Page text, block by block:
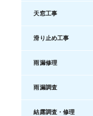
天窓工事
滑り止め工事
雨漏修理
雨漏調査
結露調査・修理